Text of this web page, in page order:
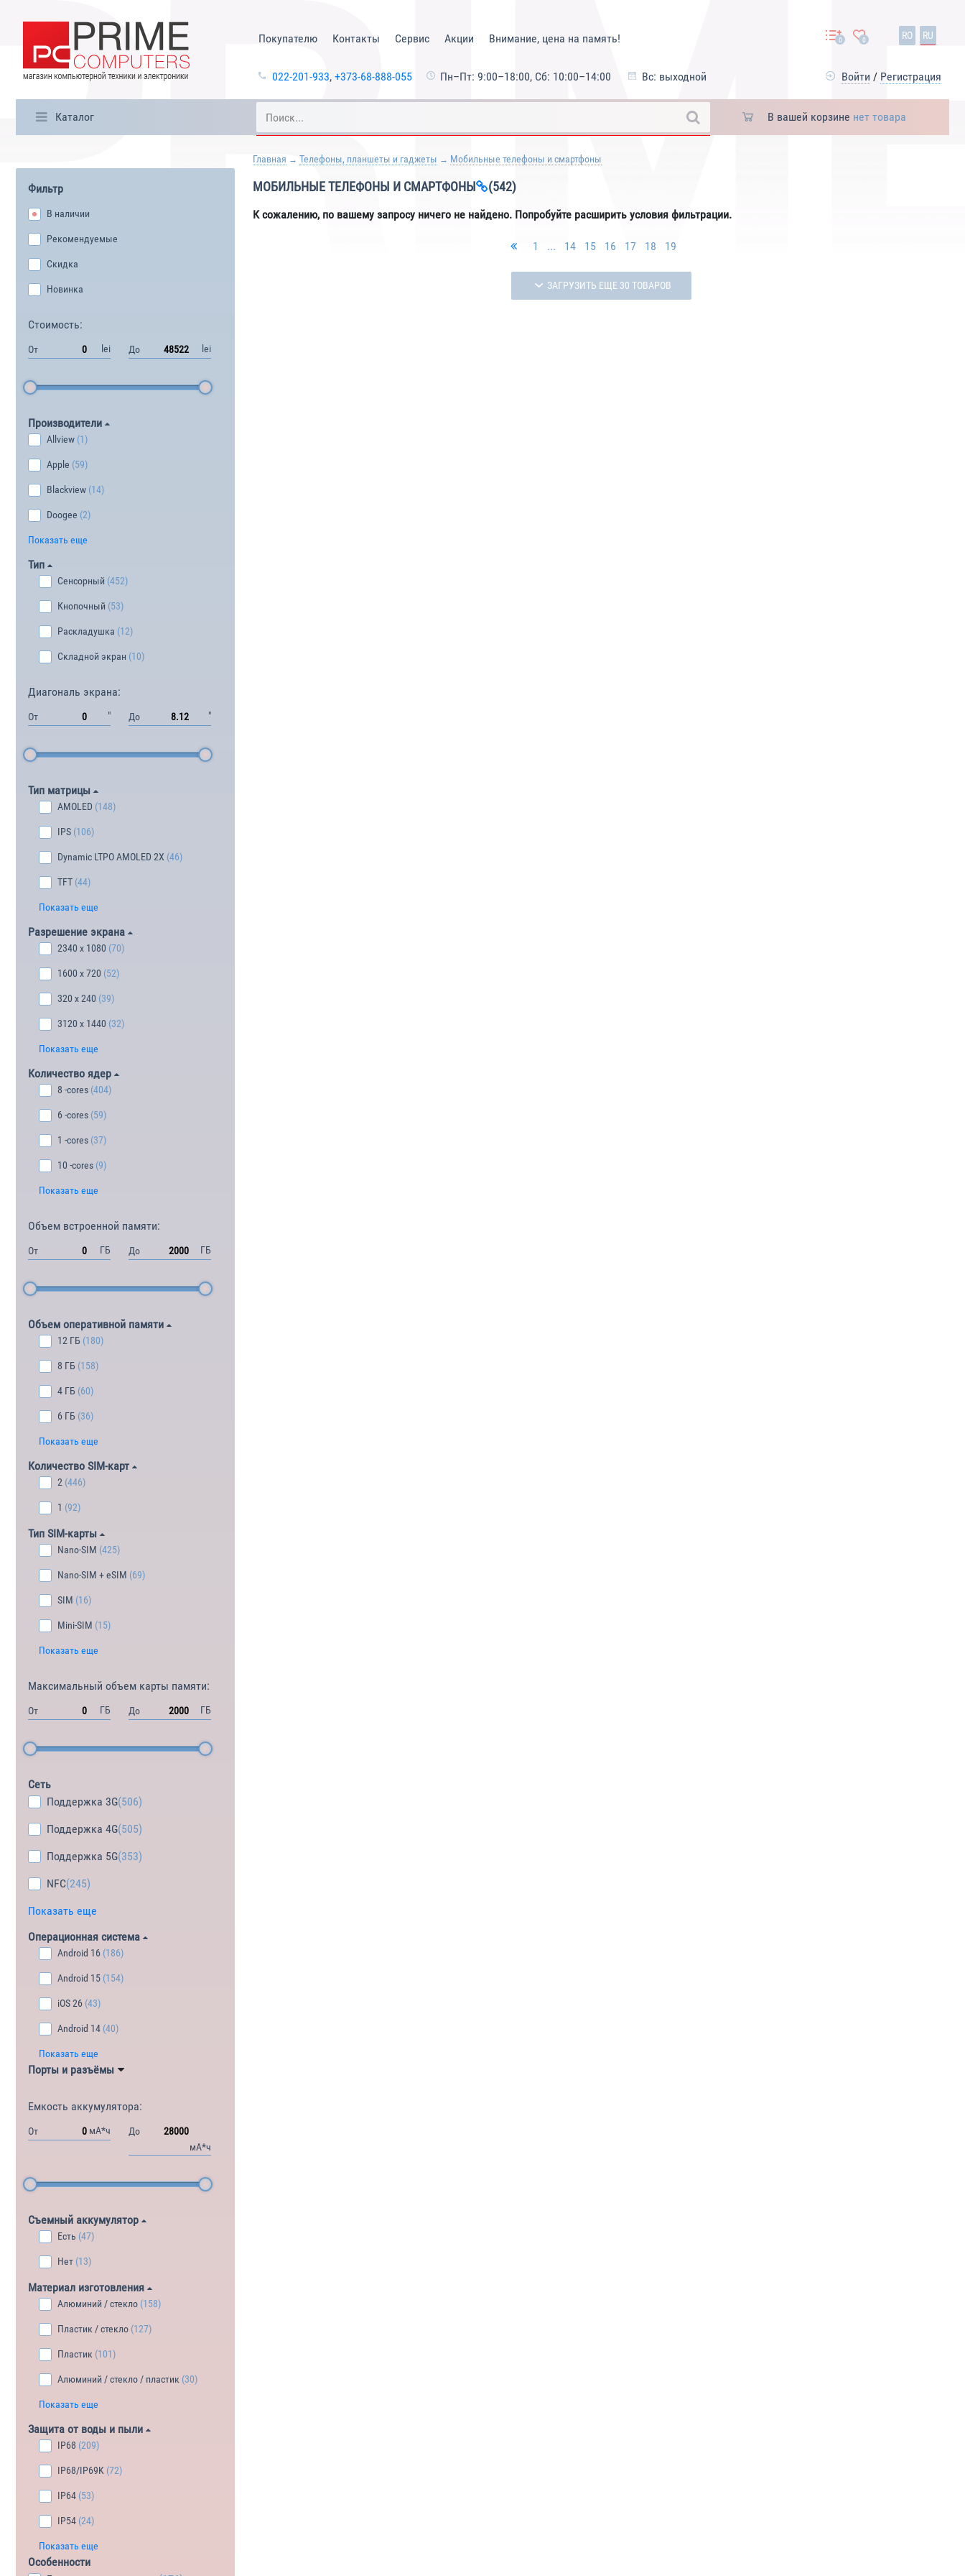
Покупателю Контакты Сервис Акции Внимание, цена на память!
022-201-933, +373-68-888-055 Пн–Пт: 9:00–18:00, Сб: 10:00–14:00 Вс: выходной
0 0 RO RU
Войти / Регистрация
Каталог В вашей корзине нет товара
Фильтр
В наличии
Рекомендуемые
Скидка
Новинка
Стоимость:
От lei До lei
Производители
Allview (1)
Apple (59)
Blackview (14)
Doogee (2)
Показать еще
Тип
Сенсорный (452)
Кнопочный (53)
Раскладушка (12)
Складной экран (10)
Диагональ экрана:
От " До "
Тип матрицы
AMOLED (148)
IPS (106)
Dynamic LTPO AMOLED 2X (46)
TFT (44)
Показать еще
Разрешение экрана
2340 x 1080 (70)
1600 x 720 (52)
320 x 240 (39)
3120 x 1440 (32)
Показать еще
Количество ядер
8 -cores (404)
6 -cores (59)
1 -cores (37)
10 -cores (9)
Показать еще
Объем встроенной памяти:
От ГБ До ГБ
Объем оперативной памяти
12 ГБ (180)
8 ГБ (158)
4 ГБ (60)
6 ГБ (36)
Показать еще
Количество SIM-карт
2 (446)
1 (92)
Тип SIM-карты
Nano-SIM (425)
Nano-SIM + eSIM (69)
SIM (16)
Mini-SIM (15)
Показать еще
Максимальный объем карты памяти:
От ГБ До ГБ
Сеть
Поддержка 3G(506)
Поддержка 4G(505)
Поддержка 5G(353)
NFC(245)
Показать еще
Операционная система
Android 16 (186)
Android 15 (154)
iOS 26 (43)
Android 14 (40)
Показать еще
Порты и разъёмы
Емкость аккумулятора:
От мА*ч
До
мА*ч
Съемный аккумулятор
Есть (47)
Нет (13)
Материал изготовления
Алюминий / стекло (158)
Пластик / стекло (127)
Пластик (101)
Алюминий / стекло / пластик (30)
Показать еще
Защита от воды и пыли
IP68 (209)
IP68/IP69K (72)
IP64 (53)
IP54 (24)
Показать еще
Особенности
Главная Телефоны, планшеты и гаджеты Мобильные телефоны и смартфоны
МОБИЛЬНЫЕ ТЕЛЕФОНЫ И СМАРТФОНЫ (542)
К сожалению, по вашему запросу ничего не найдено. Попробуйте расширить условия фильтрации.
1 ... 14 15 16 17 18 19
ЗАГРУЗИТЬ ЕЩЕ 30 ТОВАРОВ